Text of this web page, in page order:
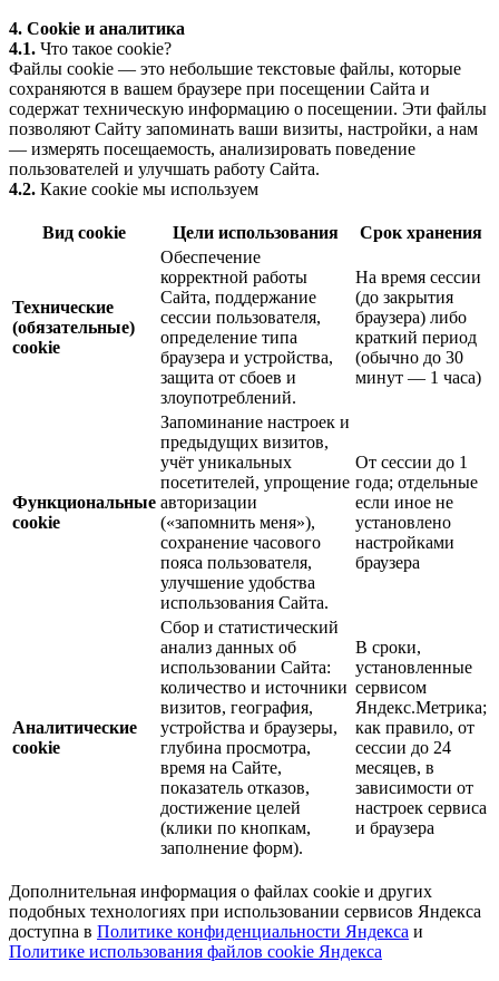
4. Cookie и аналитика
4.1. Что такое cookie?
Файлы cookie — это небольшие текстовые файлы, которые
сохраняются в вашем браузере при посещении Сайта и
содержат техническую информацию о посещении. Эти файлы
позволяют Сайту запоминать ваши визиты, настройки, а нам
— измерять посещаемость, анализировать поведение
пользователей и улучшать работу Сайта.
4.2. Какие cookie мы используем
Вид cookie Цели использования Срок хранения
Технические
(обязательные)
cookie
Обеспечение
корректной работы
Сайта, поддержание
сессии пользователя,
определение типа
браузера и устройства,
защита от сбоев и
злоупотреблений.
На время сессии
(до закрытия
браузера) либо
краткий период
(обычно до 30
минут — 1 часа)
Функциональные
cookie
Запоминание настроек и
предыдущих визитов,
учёт уникальных
посетителей, упрощение
авторизации
(«запомнить меня»),
сохранение часового
пояса пользователя,
улучшение удобства
использования Сайта.
От сессии до 1
года; отдельные
если иное не
установлено
настройками
браузера
Аналитические
cookie
Сбор и статистический
анализ данных об
использовании Сайта:
количество и источники
визитов, география,
устройства и браузеры,
глубина просмотра,
время на Сайте,
показатель отказов,
достижение целей
(клики по кнопкам,
заполнение форм).
В сроки,
установленные
сервисом
Яндекс.Метрика;
как правило, от
сессии до 24
месяцев, в
зависимости от
настроек сервиса
и браузера
Дополнительная информация о файлах cookie и других
подобных технологиях при использовании сервисов Яндекса
доступна в Политике конфиденциальности Яндекса и
Политике использования файлов cookie Яндекса